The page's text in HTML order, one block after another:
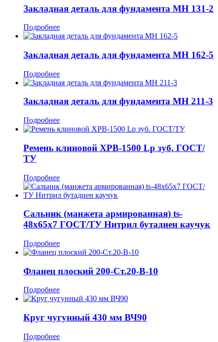
Закладная деталь для фундамента МН 131-2
Подробнее
Закладная деталь для фундамента МН 162-5
Подробнее
Закладная деталь для фундамента МН 211-3
Подробнее
Ремень клиновой ХРВ-1500 Lp зуб. ГОСТ/
ТУ
Подробнее
Сальник (манжета армированная) ts-
48x65x7 ГОСТ/ТУ Нитрил бутадиен каучук
Подробнее
Фланец плоский 200-Ст.20-В-10
Подробнее
Круг чугунный 430 мм ВЧ90
Подробнее